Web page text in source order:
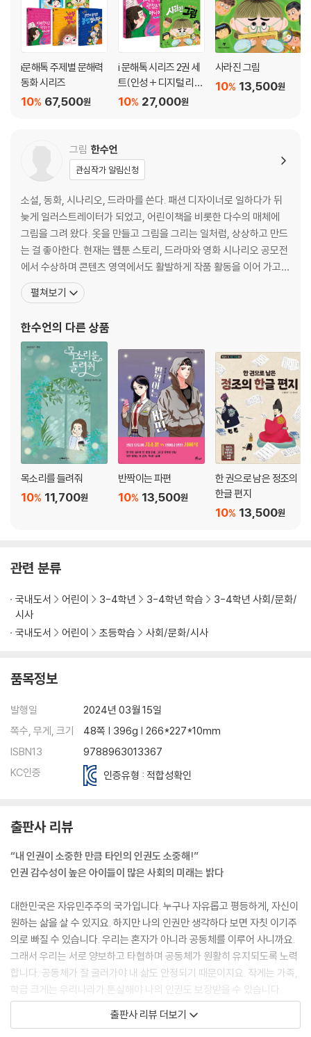
i문해톡 주제별 문해력
동화 시리즈
67,500원
10%
i 문해톡 시리즈 2권 세
트(인성 + 디지털 리터
러시) 27,000원
10%
사라진 그림
13,500원
10%
그림 한수언
관심작가 알림신청
소설, 동화, 시나리오, 드라마를 쓴다. 패션 디자이너로 일하다가 뒤
늦게 일러스트레이터가 되었고, 어린이책을 비롯한 다수의 매체에
그림을 그려 왔다. 옷을 만들고 그림을 그리는 일처럼, 상상하고 만드
는 걸 좋아한다. 현재는 웹툰 스토리, 드라마와 영화 시나리오 공모전
에서 수상하며 콘텐츠 영역에서도 활발하게 작품 활동을 이어 가고
있다. 장르를 넘나들며, 다채로운 세계 속에서 저마다의 개성을 지닌
존재들이 부딪치고 성장하는 이야기를 즐겁게 쓰고 있다. 동화 《상큼
사리의 생존법》을 썼으며, 쓰고 그린 책으로는
펼쳐보기
한수언의 다른 상품
목소리를 들려줘
11,700원
10%
반짝이는 파편
13,500원
10%
한 권으로 남은 정조의
한글 편지
13,500원
10%
관련 분류
국내도서 어린이 3-4학년 3-4학년 학습
3-4학년 사회/문화/
시사
국내도서
어린이 초등학습 사회/문화/시사
품목정보
발행일
2024년 03월 15일
쪽수, 무게, 크기
48쪽 | 396g | 266*227*10mm
ISBN13
9788963013367
KC인증
인증유형 : 적합성확인
출판사 리뷰
“내 인권이 소중한 만큼 타인의 인권도 소중해!”
인권 감수성이 높은 아이들이 많은 사회의 미래는 밝다
대한민국은 자유민주주의 국가입니다. 누구나 자유롭고 평등하게, 자신이
원하는 삶을 살 수 있지요. 하지만 나의 인권만 생각하다 보면 자칫 이기주
의로 빠질 수 있습니다. 우리는 혼자가 아니라 공동체를 이루어 사니까요.
그래서 우리는 서로 양보하고 타협하며 공동체가 원활히 유지되도록 노력
합니다. 공동체가 잘 굴러가야 내 삶도 안정되기 때문이지요. 작게는 가족,
학급 크게는 우리나라가 튼실해야 나의 인권도 보장받을 수 있습니다.
그렇다면 양보와 타협은 어떻게 할 수 있을까요?
출판사 리뷰 더보기